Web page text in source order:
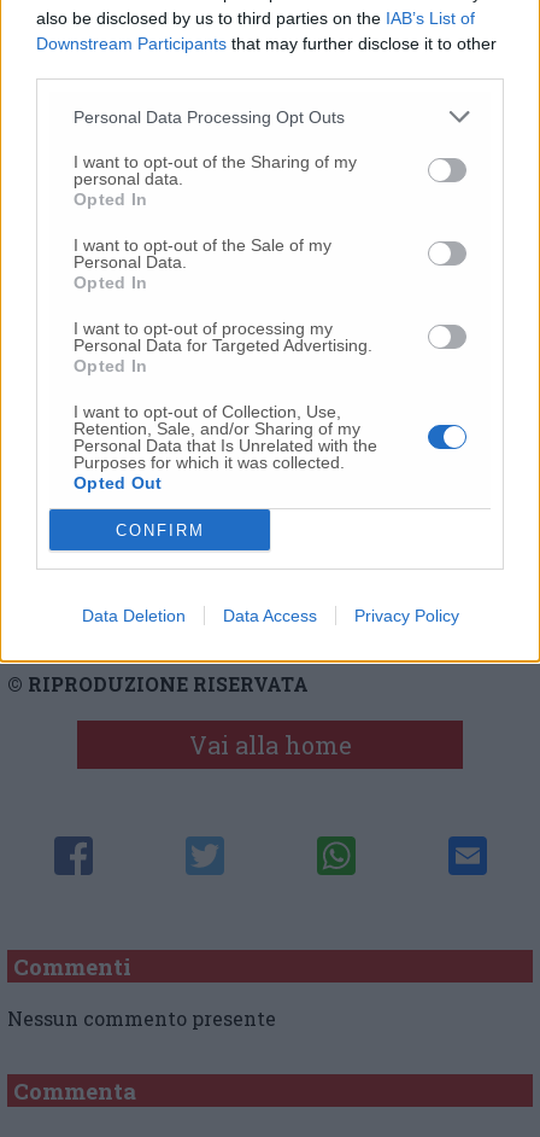
also be disclosed by us to third parties on the IAB’s List of
Downstream Participants that may further disclose it to other
Personal Data Processing Opt Outs
I want to opt-out of the Sharing of my
personal data.
Opted In
I want to opt-out of the Sale of my
Personal Data.
Opted In
I want to opt-out of processing my
Personal Data for Targeted Advertising.
Opted In
I want to opt-out of Collection, Use,
Retention, Sale, and/or Sharing of my
Personal Data that Is Unrelated with the
Purposes for which it was collected.
Opted Out
CONFIRM
Data Deletion Data Access Privacy Policy
Cgil. «Implementare l’organico? – dice Matteo
Pintucci, segretario generale Fp Cgil Marche –
Dobbiamo mettere in campo tutti gli
strumenti necessari, anche la possibilità di
attingere dalle graduatorie di altre
percorribile per avere soluzioni immediate,
che chiediamo da tempo».
professionisti della sanità , non ci sono ad
oggi graduatorie utilizzabili ma dobbiamo
ricalcolati e delle opportunità contenute nel
decreto Rilancio. Occorre agire il prima
riunione con i vertici della sanità,
verificheremo tutte le possibilità in campo».
(foto diFederico De Marco)
© RIPRODUZIONE RISERVATA
Vai alla home
Commenti
Nessun commento presente
Commenta